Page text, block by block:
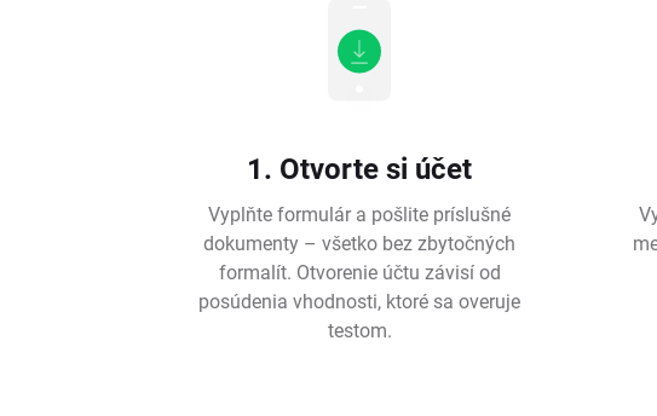
1. Otvorte si účet
Vyplňte formulár a pošlite príslušné
dokumenty – všetko bez zbytočných
formalít. Otvorenie účtu závisí od
posúdenia vhodnosti, ktoré sa overuje
testom.